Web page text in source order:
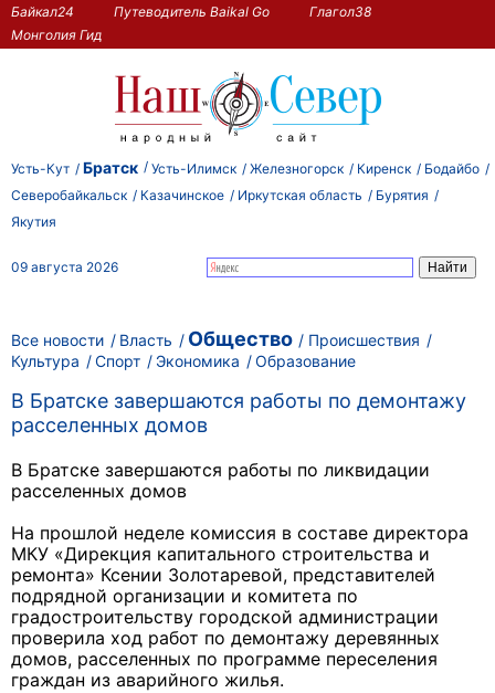
Байкал24 Путеводитель Baikal Go
Глагол38
Монголия Гид
Усть-Кут Братск Усть-Илимск Железногорск Киренск
Бодайбо
Северобайкальск
Казачинское Иркутская область
Бурятия
Якутия
09 августа 2026
Все новости Власть Общество
Происшествия
Культура
Спорт Экономика Образование
В Братске завершаются работы по демонтажу
расселенных домов
В Братске завершаются работы по ликвидации
расселенных домов
На прошлой неделе комиссия в составе директора
МКУ «Дирекция капитального строительства и
ремонта» Ксении Золотаревой, представителей
подрядной организации и комитета по
градостроительству городской администрации
проверила ход работ по демонтажу деревянных
домов, расселенных по программе переселения
граждан из аварийного жилья.